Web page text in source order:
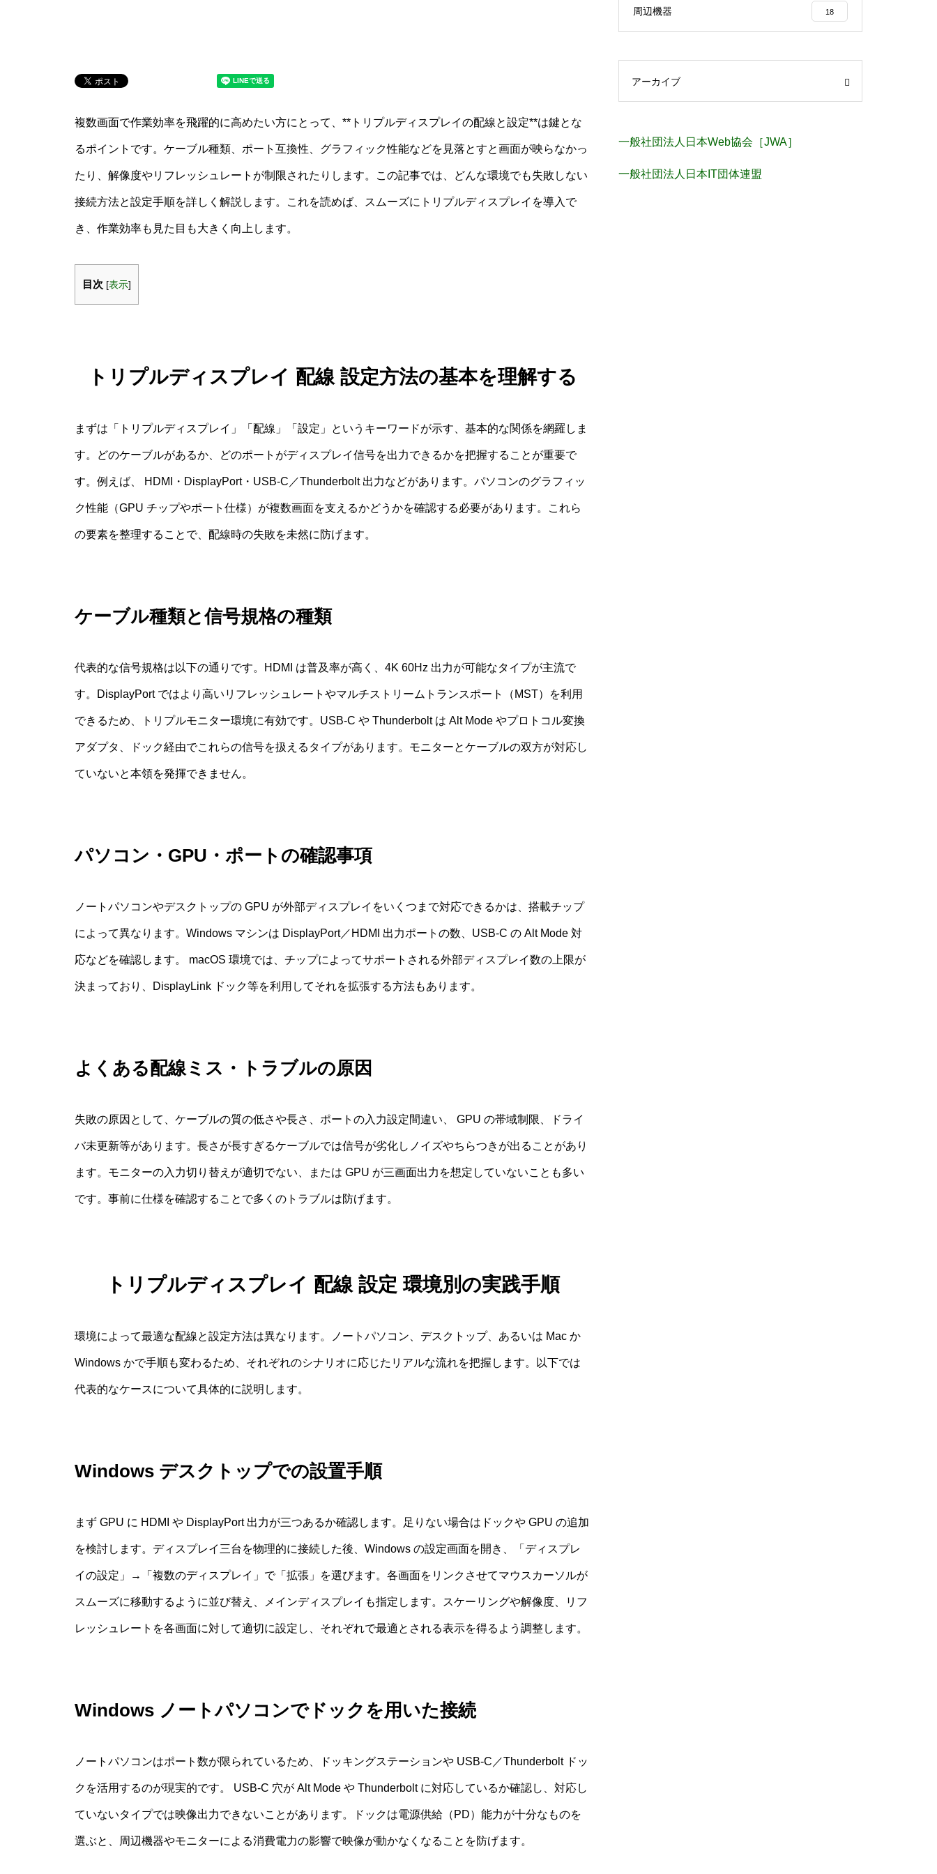
複数画面で作業効率を飛躍的に高めたい方にとって、**トリプルディスプレイの配線と設定**は鍵とな
るポイントです。ケーブル種類、ポート互換性、グラフィック性能などを見落とすと画面が映らなかっ
たり、解像度やリフレッシュレートが制限されたりします。この記事では、どんな環境でも失敗しない
接続方法と設定手順を詳しく解説します。これを読めば、スムーズにトリプルディスプレイを導入で
き、作業効率も見た目も大きく向上します。
目次 [表示]
トリプルディスプレイ 配線 設定方法の基本を理解する
まずは「トリプルディスプレイ」「配線」「設定」というキーワードが示す、基本的な関係を網羅しま
す。どのケーブルがあるか、どのポートがディスプレイ信号を出力できるかを把握することが重要で
す。例えば、 HDMI・DisplayPort・USB-C／Thunderbolt 出力などがあります。パソコンのグラフィッ
ク性能（GPU チップやポート仕様）が複数画面を支えるかどうかを確認する必要があります。これら
の要素を整理することで、配線時の失敗を未然に防げます。
ケーブル種類と信号規格の種類
代表的な信号規格は以下の通りです。HDMI は普及率が高く、4K 60Hz 出力が可能なタイプが主流で
す。DisplayPort ではより高いリフレッシュレートやマルチストリームトランスポート（MST）を利用
できるため、トリプルモニター環境に有効です。USB-C や Thunderbolt は Alt Mode やプロトコル変換
アダプタ、ドック経由でこれらの信号を扱えるタイプがあります。モニターとケーブルの双方が対応し
ていないと本領を発揮できません。
パソコン・GPU・ポートの確認事項
ノートパソコンやデスクトップの GPU が外部ディスプレイをいくつまで対応できるかは、搭載チップ
によって異なります。Windows マシンは DisplayPort／HDMI 出力ポートの数、USB-C の Alt Mode 対
応などを確認します。 macOS 環境では、チップによってサポートされる外部ディスプレイ数の上限が
決まっており、DisplayLink ドック等を利用してそれを拡張する方法もあります。
よくある配線ミス・トラブルの原因
失敗の原因として、ケーブルの質の低さや長さ、ポートの入力設定間違い、 GPU の帯域制限、ドライ
バ未更新等があります。長さが長すぎるケーブルでは信号が劣化しノイズやちらつきが出ることがあり
ます。モニターの入力切り替えが適切でない、または GPU が三画面出力を想定していないことも多い
です。事前に仕様を確認することで多くのトラブルは防げます。
トリプルディスプレイ 配線 設定 環境別の実践手順
環境によって最適な配線と設定方法は異なります。ノートパソコン、デスクトップ、あるいは Mac か
Windows かで手順も変わるため、それぞれのシナリオに応じたリアルな流れを把握します。以下では
代表的なケースについて具体的に説明します。
Windows デスクトップでの設置手順
まず GPU に HDMI や DisplayPort 出力が三つあるか確認します。足りない場合はドックや GPU の追加
を検討します。ディスプレイ三台を物理的に接続した後、Windows の設定画面を開き、「ディスプレ
イの設定」→「複数のディスプレイ」で「拡張」を選びます。各画面をリンクさせてマウスカーソルが
スムーズに移動するように並び替え、メインディスプレイも指定します。スケーリングや解像度、リフ
レッシュレートを各画面に対して適切に設定し、それぞれで最適とされる表示を得るよう調整します。
Windows ノートパソコンでドックを用いた接続
ノートパソコンはポート数が限られているため、ドッキングステーションや USB-C／Thunderbolt ドッ
クを活用するのが現実的です。 USB-C 穴が Alt Mode や Thunderbolt に対応しているか確認し、対応し
ていないタイプでは映像出力できないことがあります。ドックは電源供給（PD）能力が十分なものを
選ぶと、周辺機器やモニターによる消費電力の影響で映像が動かなくなることを防げます。
周辺機器 18
アーカイブ
一般社団法人日本Web協会［JWA］
一般社団法人日本IT団体連盟